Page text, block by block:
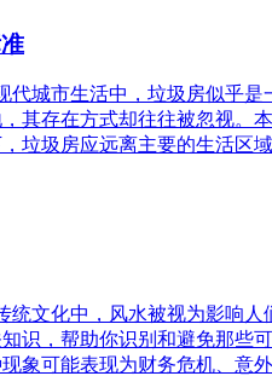
代城市生活中，垃圾房似乎
其存在方式却往往被忽视。
垃圾房应远离主要的生活区
统文化中，风水被视为影响
识，帮助你识别和避免那
象可能表现为财务危机、意